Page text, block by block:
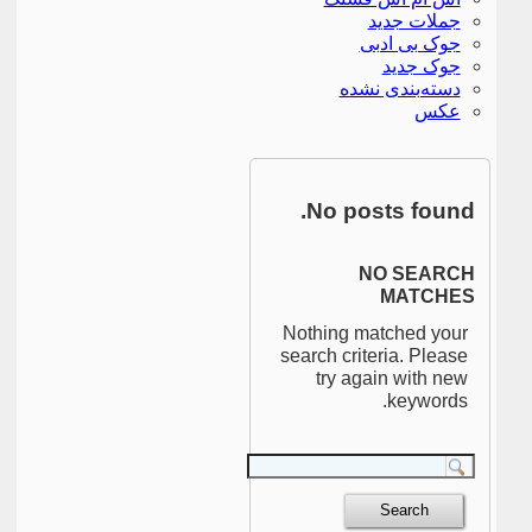
جملات جدید
جوک بی ادبی
جوک جدید
دسته‌بندی نشده
عکس
No posts found.
NO SEARCH
MATCHES
Nothing matched your
search criteria. Please
try again with new
keywords.